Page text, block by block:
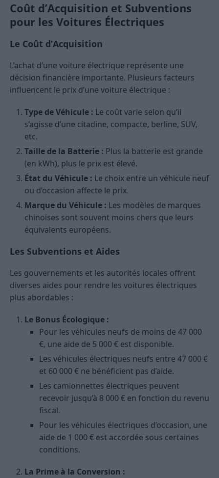
Coût d’Acquisition et Subventions
pour les Voitures Électriques
Le Coût d’Acquisition
L’achat d’une voiture électrique représente une
décision financière importante. Plusieurs facteurs
influencent le prix d’une voiture électrique :
Type de Véhicule : Le coût varie selon qu’il
s’agisse d’une citadine, compacte, berline, SUV,
etc.
Taille de la Batterie : Plus la batterie est grande
(en kWh), plus le prix est élevé.
État du Véhicule : Le choix entre un véhicule neuf
ou d’occasion affecte le prix.
Marque du Véhicule : Les modèles de marques
chinoises sont souvent moins chers que leurs
équivalents européens​​.
Les Subventions et Aides
Les gouvernements et les autorités locales offrent
diverses aides pour rendre les voitures électriques
plus abordables :
Le Bonus Écologique :
Pour les véhicules neufs de moins de 47 000
€, une aide de 5 000 € est disponible.
Les véhicules électriques neufs entre 47 000 €
et 60 000 € ne bénéficient pas d’aide.
Les camionnettes électriques peuvent
recevoir jusqu’à 8 000 € en fonction du revenu
fiscal.
Pour les véhicules électriques d’occasion, une
aide de 1 000 € est accordée sous certaines
conditions​​.
La Prime à la Conversion :